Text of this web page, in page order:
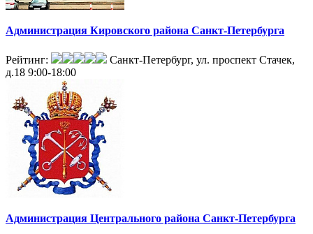
Администрация Кировского района Санкт-Петербурга
Рейтинг:
Санкт-Петербург, ул. проспект Стачек,
д.18 9:00-18:00
Администрация Центрального района Санкт-Петербурга